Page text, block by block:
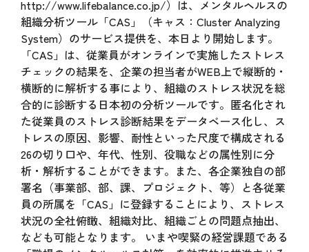
http://www.lifebalance.co.jp/）は、メンタルヘルスの
組織分析ツール「CAS」（キャス：Cluster Analyzing
System）のサービス提供を、本日より開始します。
「CAS」は、従業員がオンラインで実施したストレス
チェックの結果を、企業の担当者がWEB上で縦断的・
横断的に解析する事により、組織のストレス状況を総
合的に診断する日本初の分析ツールです。匿名化され
た従業員のストレス診断結果をデータベース化し、ス
トレスの原因、影響、耐性といった尺度で構成される
26の切り口や、年代、性別、役職などの属性別に分
析・解析することができます。また、各企業独自の部
署名（事業部、部、課、プロジェクト、等）と各従業
員の所属を「CAS」に登録することにより、ストレス
状況の全社俯瞰、組織対比、組織ごとの問題点抽出、
なども可能となります。 いまや喫緊の経営課題である